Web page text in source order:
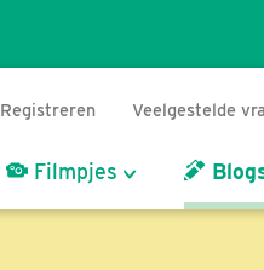
Registreren Veelgestelde
Filmpjes